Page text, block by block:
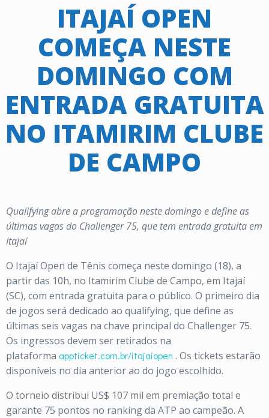
ITAJAÍ OPEN
COMEÇA NESTE
DOMINGO COM
ENTRADA GRATUITA
NO ITAMIRIM CLUBE
DE CAMPO
Qualifying abre a programação neste domingo e define as
últimas vagas do Challenger 75, que tem entrada gratuita em
Itajaí
O Itajaí Open de Tênis começa neste domingo (18), a
partir das 10h, no Itamirim Clube de Campo, em Itajaí
(SC), com entrada gratuita para o público. O primeiro dia
de jogos será dedicado ao qualifying, que define as
últimas seis vagas na chave principal do Challenger 75.
Os ingressos devem ser retirados na
plataforma appticket.com.br/itajaiopen . Os tickets estarão
disponíveis no dia anterior ao do jogo escolhido.
O torneio distribui US$ 107 mil em premiação total e
garante 75 pontos no ranking da ATP ao campeão. A